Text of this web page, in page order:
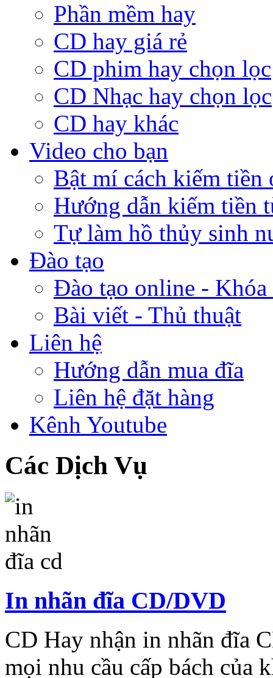
Phần mềm hay
CD hay giá rẻ
CD phim hay chọn lọc
CD Nhạc hay chọn lọc
CD hay khác
Video cho bạn
Bật mí cách kiếm tiền
Hướng dẫn kiếm tiền
Tự làm hồ thủy sinh
Đào tạo
Đào tạo online -
Bài viết - Thủ thuật
Liên hệ
Hướng dẫn mua đĩa
Liên hệ đặt hàng
Kênh Youtube
Các Dịch Vụ
In nhãn đĩa CD/DVD
CD Hay nhận in nhãn đĩa
mọi nhu cầu cấp bách của